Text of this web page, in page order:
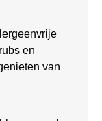
en
van